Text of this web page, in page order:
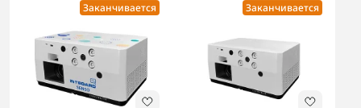
Заканчивается Заканчивается